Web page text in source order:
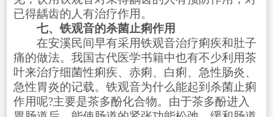
已得龋齿的人有治疗作用。
七、铁观音的杀菌止痢作用
在安溪民间早有采用铁观音治疗痢疾和肚子
痛的做法。我国古代医学书籍中也有不少利用茶
叶来治疗细菌性痢疾、赤痢、白痢、急性肠炎、
急性胃炎的记载。铁观音为什么能起到杀菌止痢
作用呢?主要是茶多酚化合物。由于茶多酚进入